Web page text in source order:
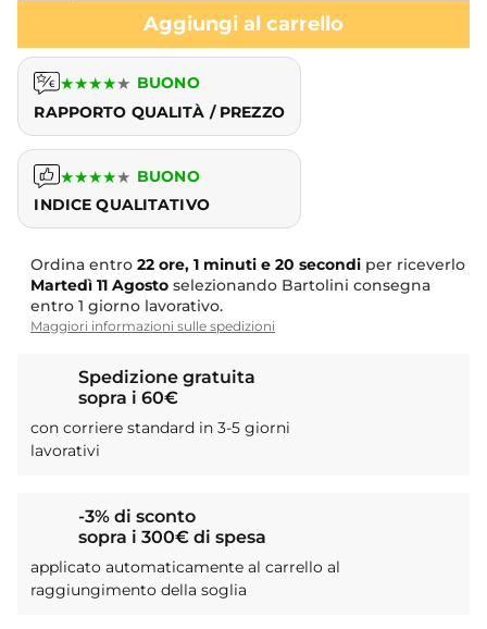
Aggiungi al carrello
★★★★★ BUONO
RAPPORTO QUALITÀ / PREZZO
★★★★★ BUONO
INDICE QUALITATIVO
Ordina entro 22 ore, 1 minuti e 20 secondi per riceverlo
Martedì 11 Agosto selezionando Bartolini consegna
entro 1 giorno lavorativo.
Maggiori informazioni sulle spedizioni
Spedizione gratuita
sopra i 60€
con corriere standard in 3-5 giorni
lavorativi
-3% di sconto
sopra i 300€ di spesa
applicato automaticamente al carrello al
raggiungimento della soglia